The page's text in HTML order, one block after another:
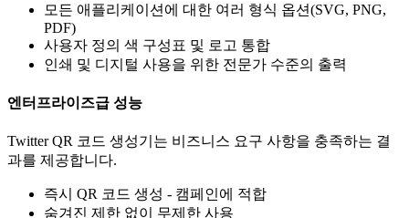
모든 애플리케이션에 대한 여러 형식 옵션(SVG, PNG,
PDF)
사용자 정의 색 구성표 및 로고 통합
인쇄 및 디지털 사용을 위한 전문가 수준의 출력
엔터프라이즈급 성능
Twitter QR 코드 생성기는 비즈니스 요구 사항을 충족하는 결
과를 제공합니다.
즉시 QR 코드 생성 - 캠페인에 적합
숨겨진 제한 없이 무제한 사용